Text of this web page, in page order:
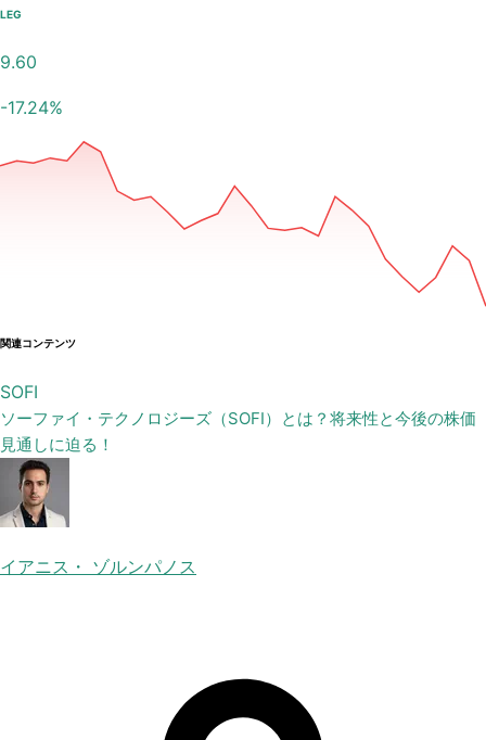
LEG
9.60
-17.24%
関連コンテンツ
SOFI
ソーファイ・テクノロジーズ（SOFI）とは？将来性と今後の株価
見通しに迫る！
イアニス・ ゾルンパノス